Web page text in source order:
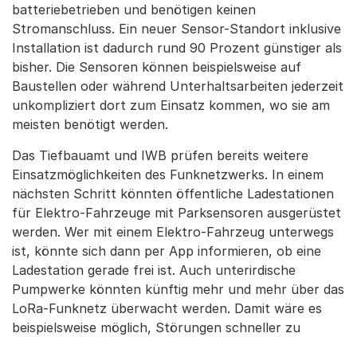
batteriebetrieben und benötigen keinen
Stromanschluss. Ein neuer Sensor-Standort inklusive
Installation ist dadurch rund 90 Prozent günstiger als
bisher. Die Sensoren können beispielsweise auf
Baustellen oder während Unterhaltsarbeiten jederzeit
unkompliziert dort zum Einsatz kommen, wo sie am
meisten benötigt werden.
Das Tiefbauamt und IWB prüfen bereits weitere
Einsatzmöglichkeiten des Funknetzwerks. In einem
nächsten Schritt könnten öffentliche Ladestationen
für Elektro-Fahrzeuge mit Parksensoren ausgerüstet
werden. Wer mit einem Elektro-Fahrzeug unterwegs
ist, könnte sich dann per App informieren, ob eine
Ladestation gerade frei ist. Auch unterirdische
Pumpwerke könnten künftig mehr und mehr über das
LoRa-Funknetz überwacht werden. Damit wäre es
beispielsweise möglich, Störungen schneller zu